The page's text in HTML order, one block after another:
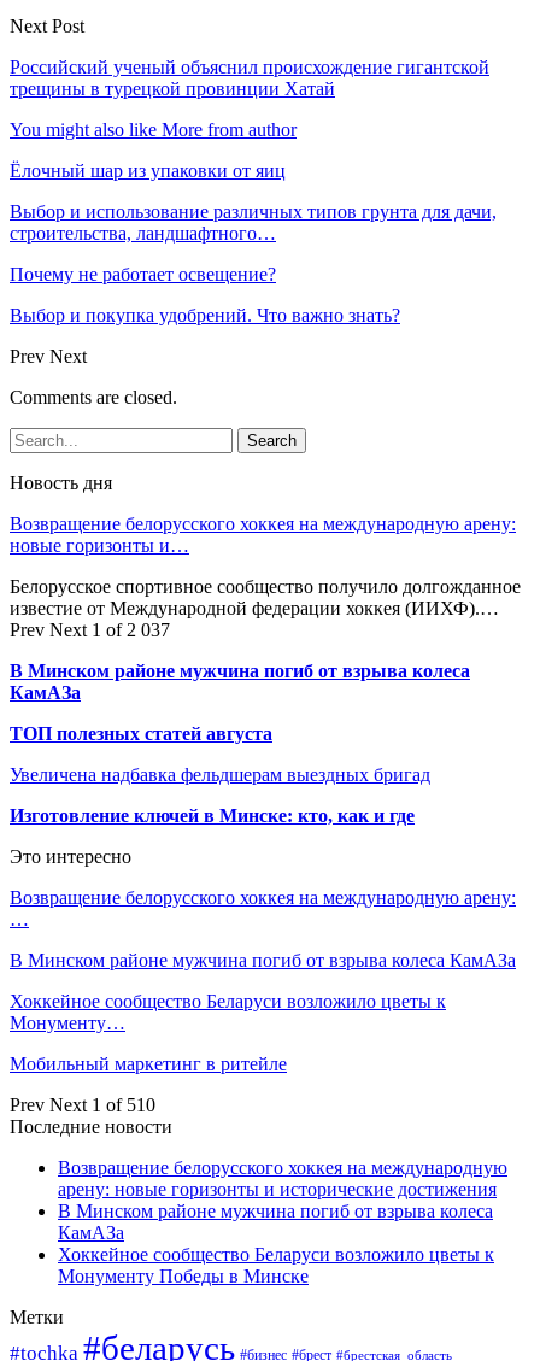
Next Post
Российский ученый объяснил происхождение гигантской
трещины в турецкой провинции Хатай
You might also like More from author
Ёлочный шар из упаковки от яиц
Выбор и использование различных типов грунта для дачи,
строительства, ландшафтного…
Почему не работает освещение?
Выбор и покупка удобрений. Что важно знать?
Prev Next
Comments are closed.
Новость дня
Возвращение белорусского хоккея на международную арену:
новые горизонты и…
Белорусское спортивное сообщество получило долгожданное
известие от Международной федерации хоккея (ИИХФ).…
Prev Next 1 of 2 037
В Минском районе мужчина погиб от взрыва колеса
КамАЗа
ТОП полезных статей августа
Увеличена надбавка фельдшерам выездных бригад
Изготовление ключей в Минске: кто, как и где
Это интересно
Возвращение белорусского хоккея на международную арену:
…
В Минском районе мужчина погиб от взрыва колеса КамАЗа
Хоккейное сообщество Беларуси возложило цветы к
Монументу…
Мобильный маркетинг в ритейле
Prev Next 1 of 510
Последние новости
Возвращение белорусского хоккея на международную
арену: новые горизонты и исторические достижения
В Минском районе мужчина погиб от взрыва колеса
КамАЗа
Хоккейное сообщество Беларуси возложило цветы к
Монументу Победы в Минске
Метки
#tochka #беларусь #бизнес #брест #брестская_область